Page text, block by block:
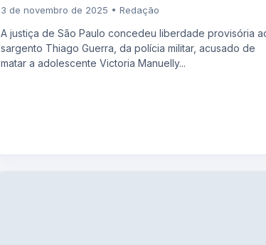
3 de novembro de 2025 • Redação
A justiça de São Paulo concedeu liberdade provisória
sargento Thiago Guerra, da polícia militar, acusado de
matar a adolescente Victoria Manuelly...